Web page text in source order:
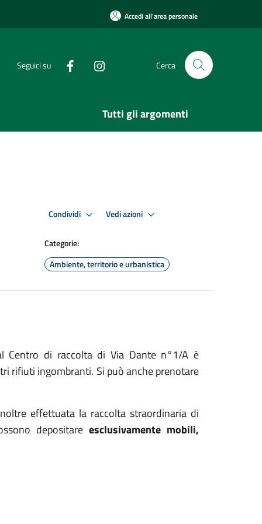
Accedi all'area personale
Seguici su Cerca
Tutti gli argomenti
Condividi Vedi azioni
Categorie:
Ambiente, territorio e urbanistica
Centro di raccolta di Via Dante n°1/A è
rifiuti ingombranti. Si può anche prenotare
effettuata la raccolta straordinaria di
depositareesclusivamente mobili,